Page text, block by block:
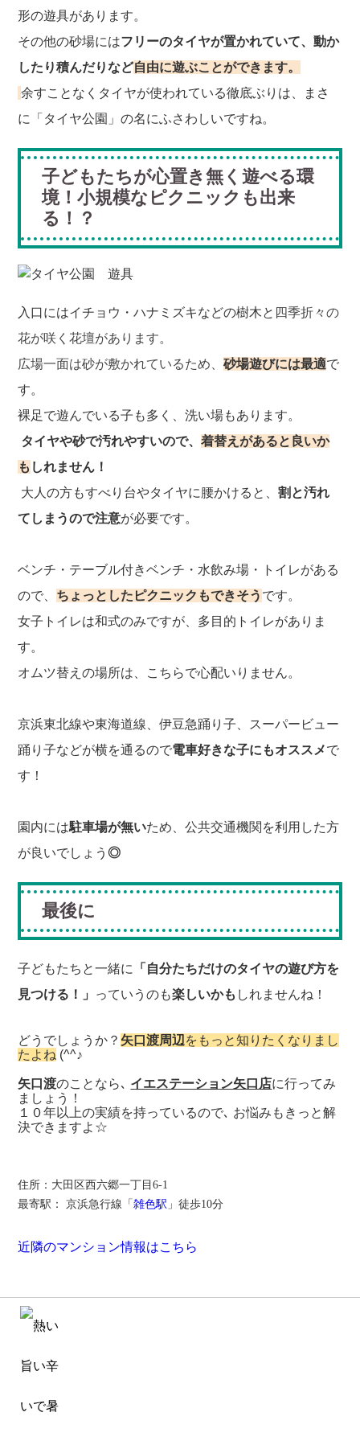
形の遊具があります。
その他の砂場にはフリーのタイヤが置かれていて、動か
したり積んだりなど自由に遊ぶことができます。
余すことなくタイヤが使われている徹底ぶりは、まさ
に「タイヤ公園」の名にふさわしいですね。
子どもたちが心置き無く遊べる環
境！小規模なピクニックも出来
る！？
入口にはイチョウ・ハナミズキなどの樹木と 四季折々の
花が咲く花壇があります。
広場一面は砂が敷かれているため、砂場遊びには最適で
す。
裸足で遊んでいる子も多く、洗い場もあります。
タイヤや砂で汚れやすいので、着替えがあると良いか
も しれません！
大人の方もすべり台やタイヤに腰かけると、割と汚れ
てしまうので注意が必要です。
ベンチ・テーブル付きベンチ・水飲み場・トイレがある
ので、 ちょっとしたピクニックもできそう です。
女子トイレは和式のみですが、多目的トイレがありま
す。
オムツ替えの場所は、こちらで心配いりません。
京浜東北線や東海道線、伊豆急踊り子、スーパービュー
踊り子などが横を通るので電車好きな子にもオススメで
す！
園内には駐車場が無いため、公共交通機関を利用した方
が良いでしょう◎
最後に
子どもたちと一緒に
「自分たちだけのタイヤの遊び方を
見つける！」 っていうのも楽しいかも しれませんね！
どうでしょうか？ 矢口渡周辺をもっと知りたくなりまし
たよね (^^♪
矢口渡のことなら､ イエステーション矢口店に行ってみ
ましょう！
１０年以上の実績を持っているので､ お悩みもきっと解
決できます︎︎よ☆
住所：大田区西六郷一丁目6-1
最寄駅：京浜急行線「雑色駅 」徒歩10分
近隣のマンション情報はこちら